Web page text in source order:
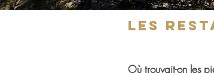
​Les
Où trouvait-on les